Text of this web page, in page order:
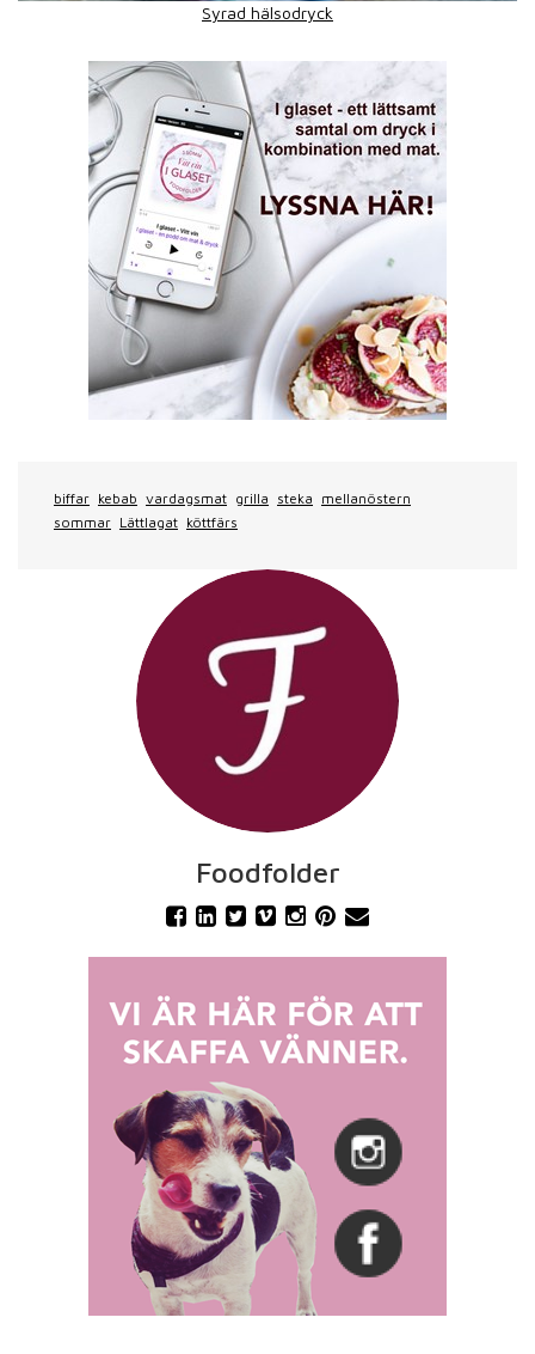
Syrad hälsodryck
biffar kebab vardagsmat grilla steka mellanöstern
sommar Lättlagat köttfärs
Foodfolder